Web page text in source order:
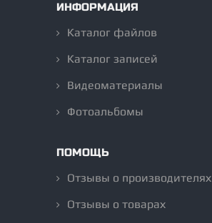
ИНФОРМАЦИЯ
Каталог файлов
Каталог записей
Видеоматериалы
Фотоальбомы
ПОМОЩЬ
Отзывы о производителях
Отзывы о товарах